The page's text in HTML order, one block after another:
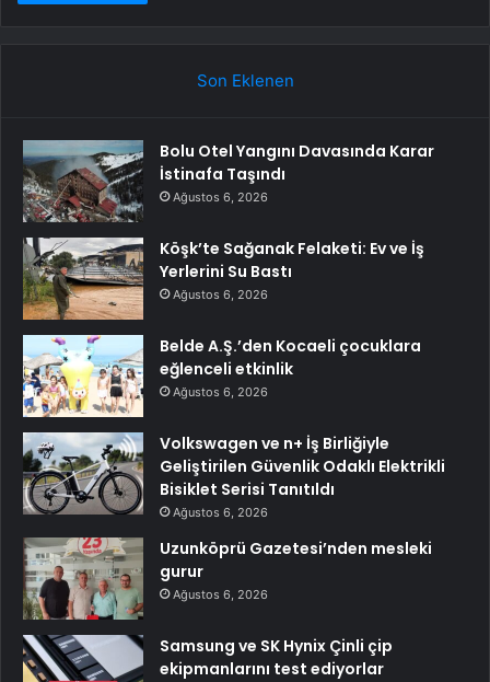
Son Eklenen
Bolu Otel Yangını Davasında Karar
İstinafa Taşındı
Ağustos 6, 2026
Köşk’te Sağanak Felaketi: Ev ve İş
Yerlerini Su Bastı
Ağustos 6, 2026
Belde A.Ş.’den Kocaeli çocuklara
eğlenceli etkinlik
Ağustos 6, 2026
Volkswagen ve n+ İş Birliğiyle
Geliştirilen Güvenlik Odaklı Elektrikli
Bisiklet Serisi Tanıtıldı
Ağustos 6, 2026
Uzunköprü Gazetesi’nden mesleki
gurur
Ağustos 6, 2026
Samsung ve SK Hynix Çinli çip
ekipmanlarını test ediyorlar